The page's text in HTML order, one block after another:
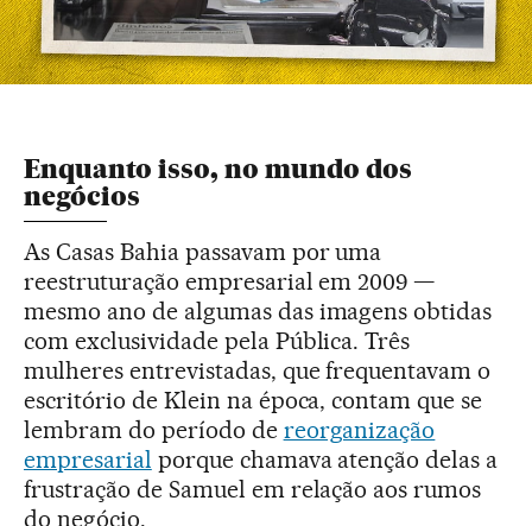
Enquanto isso, no mundo dos
negócios
As Casas Bahia passavam por uma
reestruturação empresarial em 2009 —
mesmo ano de algumas das imagens obtidas
com exclusividade pela Pública. Três
mulheres entrevistadas, que frequentavam o
escritório de Klein na época, contam que se
lembram do período de reorganização
empresarial porque chamava atenção delas a
frustração de Samuel em relação aos rumos
do negócio.